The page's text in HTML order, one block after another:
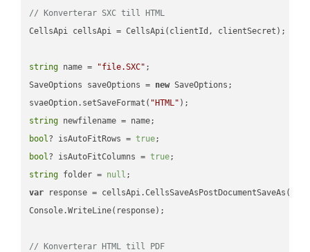
// Konverterar SXC till HTML
CellsApi cellsApi = CellsApi(clientId, clientSecret);
string name = "file.SXC" ;
SaveOptions saveOptions = new SaveOptions;
svaeOption.setSaveFormat( "HTML"
string
bool? isAutoFitRows = true
bool? isAutoFitColumns = true
string folder = null
var response =
Console.WriteLine(response);
// Konverterar HTML till PDF